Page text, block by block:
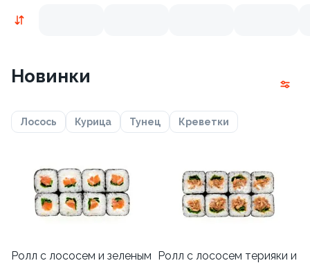
Новинки
Лосось Курица Тунец Креветки
Ролл с лососем и зеленым Ролл с лососем терияки и